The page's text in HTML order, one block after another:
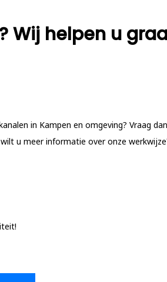
Wij helpen u
in Kampen en omgeving? Vraag dan
u meer informatie over onze